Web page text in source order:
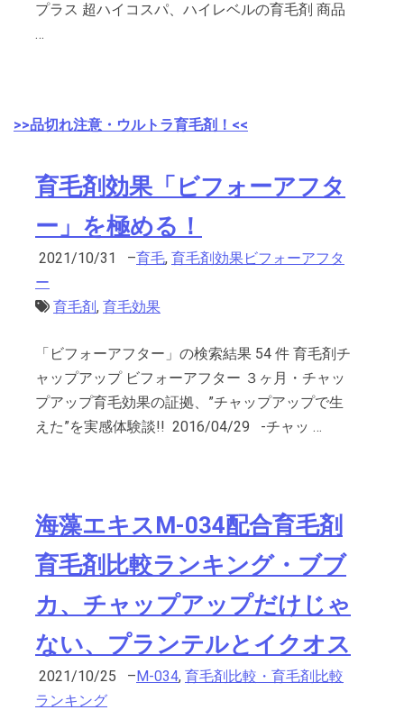
プラス 超ハイコスパ、ハイレベルの育毛剤 商品
…
>>品切れ注意・ウルトラ育毛剤！<<
育毛剤効果「ビフォーアフタ
ー」を極める！
2021/10/31 –育毛, 育毛剤効果ビフォーアフタ
ー
育毛剤, 育毛効果
「ビフォーアフター」の検索結果 54 件 育毛剤チ
ャップアップ ビフォーアフター ３ヶ月・チャッ
プアップ育毛効果の証拠、”チャップアップで生
えた”を実感体験談!! 2016/04/29 -チャッ …
海藻エキスM-034配合育毛剤
育毛剤比較ランキング・ブブ
カ、チャップアップだけじゃ
ない、プランテルとイクオス
2021/10/25 –M-034, 育毛剤比較・育毛剤比較
ランキング